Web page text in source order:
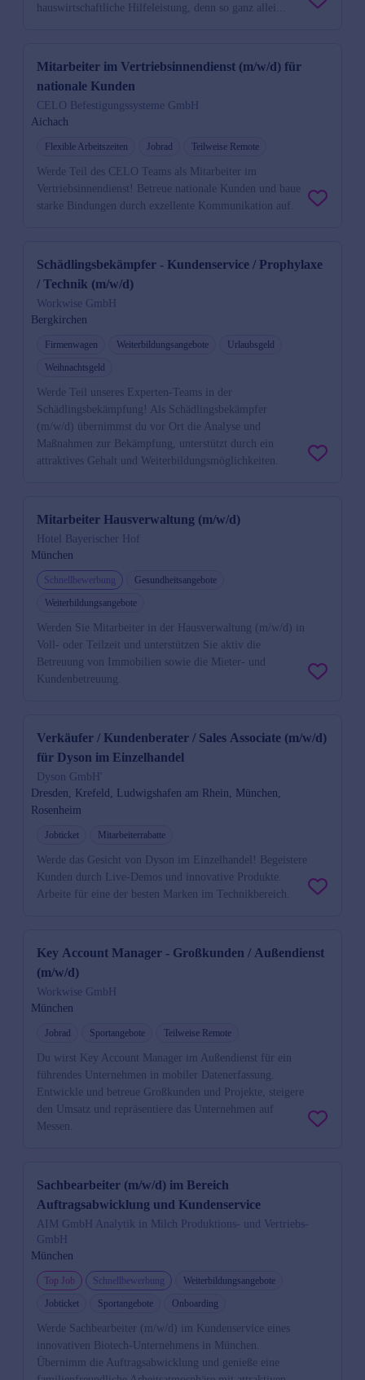
hauswirtschaftliche Hilfeleistung, denn so ganz allei...
Mitarbeiter im Vertriebsinnendienst (m/w/d) für
nationale Kunden
CELO Befestigungssysteme GmbH
Aichach
Flexible Arbeitszeiten Jobrad Teilweise Remote
Werde Teil des CELO Teams als Mitarbeiter im
Vertriebsinnendienst! Betreue nationale Kunden und baue
starke Bindungen durch exzellente Kommunikation auf.
Schädlingsbekämpfer - Kundenservice / Prophylaxe
/ Technik (m/w/d)
Workwise GmbH
Bergkirchen
Firmenwagen Weiterbildungsangebote
Urlaubsgeld
Weihnachtsgeld
Werde Teil unseres Experten-Teams in der
Schädlingsbekämpfung! Als Schädlingsbekämpfer
(m/w/d) übernimmst du vor Ort die Analyse und
Maßnahmen zur Bekämpfung, unterstützt durch ein
attraktives Gehalt und Weiterbildungsmöglichkeiten.
Mitarbeiter Hausverwaltung (m/w/d)
Hotel Bayerischer Hof
München
Schnellbewerbung
Gesundheitsangebote
Weiterbildungsangebote
Werden Sie Mitarbeiter in der Hausverwaltung (m/w/d) in
Voll- oder Teilzeit und unterstützen Sie aktiv die
Betreuung von Immobilien sowie die Mieter- und
Kundenbetreuung.
Verkäufer / Kundenberater / Sales Associate (m/w/d)
für Dyson im Einzelhandel
Dyson GmbH'
Dresden, Krefeld, Ludwigshafen am Rhein, München,
Rosenheim
Jobticket Mitarbeiterrabatte
Werde das Gesicht von Dyson im Einzelhandel! Begeistere
Kunden durch Live-Demos und innovative Produkte.
Arbeite für eine der besten Marken im Technikbereich.
Key Account Manager - Großkunden / Außendienst
(m/w/d)
Workwise GmbH
München
Jobrad Sportangebote Teilweise Remote
Du wirst Key Account Manager im Außendienst für ein
führendes Unternehmen in mobiler Datenerfassung.
Entwickle und betreue Großkunden und Projekte, steigere
den Umsatz und repräsentiere das Unternehmen auf
Messen.
Sachbearbeiter (m/w/d) im Bereich
Auftragsabwicklung und Kundenservice
AIM GmbH Analytik in Milch Produktions- und Vertriebs-
GmbH
München
Top Job Schnellbewerbung
Weiterbildungsangebote
Jobticket
Sportangebote Onboarding
Werde Sachbearbeiter (m/w/d) im Kundenservice eines
innovativen Biotech-Unternehmens in München.
Übernimm die Auftragsabwicklung und genieße eine